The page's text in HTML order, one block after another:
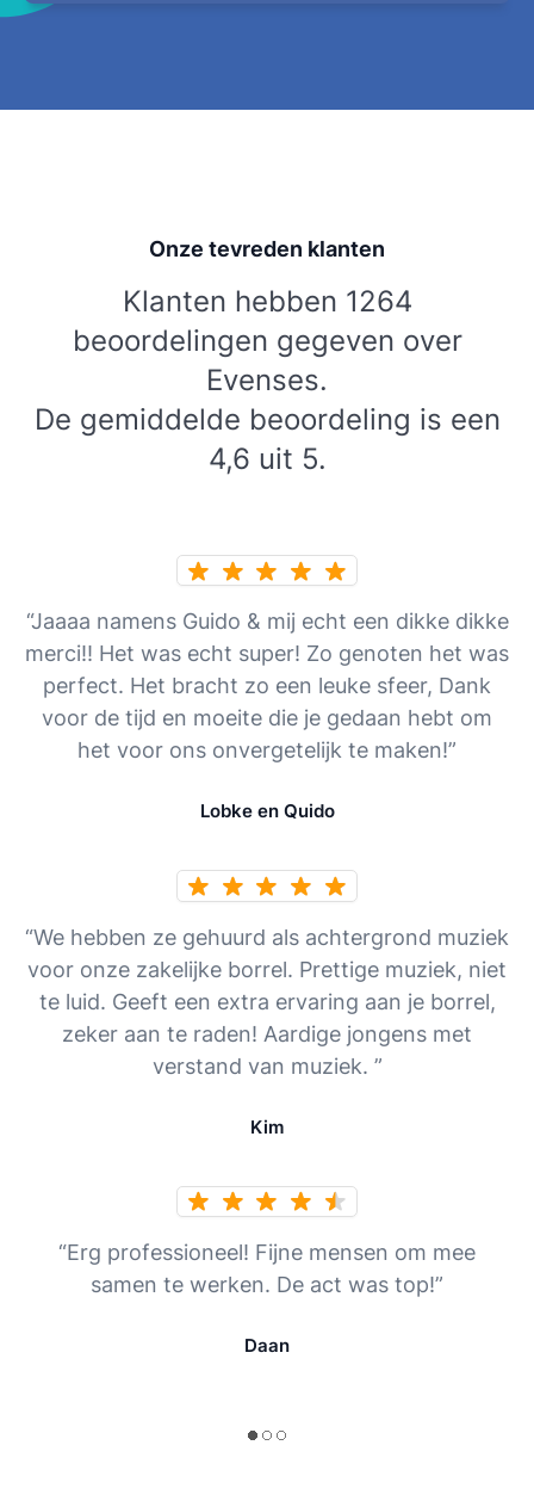
Onze tevreden klanten
Klanten hebben 1264
beoordelingen gegeven over
Evenses.
De gemiddelde beoordeling is een
4,6 uit 5.
“Jaaaa namens Guido & mij echt een dikke dikke
merci!! Het was echt super! Zo genoten het was
perfect. Het bracht zo een leuke sfeer, Dank
voor de tijd en moeite die je gedaan hebt om
het voor ons onvergetelijk te maken!”
Lobke en Quido
“We hebben ze gehuurd als achtergrond muziek
voor onze zakelijke borrel. Prettige muziek, niet
te luid. Geeft een extra ervaring aan je borrel,
zeker aan te raden! Aardige jongens met
verstand van muziek. ”
Kim
“Erg professioneel! Fijne mensen om mee
samen te werken. De act was top!”
Daan